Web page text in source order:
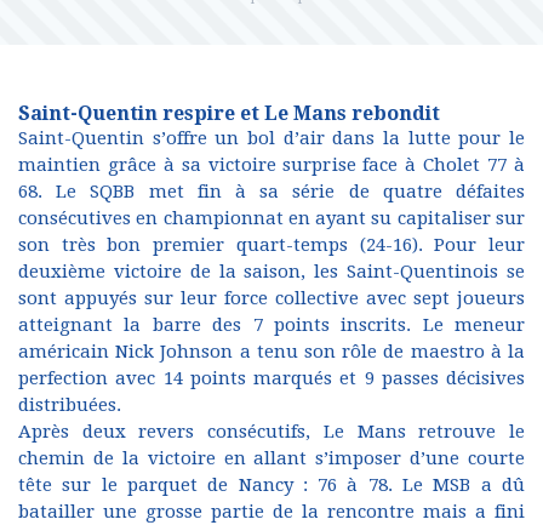
Saint-Quentin respire et Le Mans rebondit
Saint-Quentin s’offre un bol d’air dans la lutte pour le
maintien grâce à sa victoire surprise face à Cholet 77 à
68. Le SQBB met fin à sa série de quatre défaites
consécutives en championnat en ayant su capitaliser sur
son très bon premier quart-temps (24-16). Pour leur
deuxième victoire de la saison, les Saint-Quentinois se
sont appuyés sur leur force collective avec sept joueurs
atteignant la barre des 7 points inscrits. Le meneur
américain Nick Johnson a tenu son rôle de maestro à la
perfection avec 14 points marqués et 9 passes décisives
distribuées.
Après deux revers consécutifs, Le Mans retrouve le
chemin de la victoire en allant s’imposer d’une courte
tête sur le parquet de Nancy : 76 à 78. Le MSB a dû
batailler une grosse partie de la rencontre mais a fini